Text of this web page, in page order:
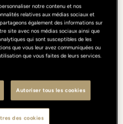
Botanico
notre contenu et nos
relatives aux médias sociaux et
également des informations sur
site avec nos médias sociaux ainsi que
qui sont susceptibles de les
que vous leur avez communiquées ou
que vous faites de leurs services.
Autoriser tous les cookies
des cookies